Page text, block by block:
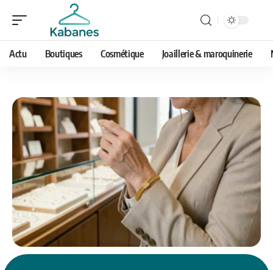
Actu Boutiques Cosmétique Joaillerie & maroquinerie